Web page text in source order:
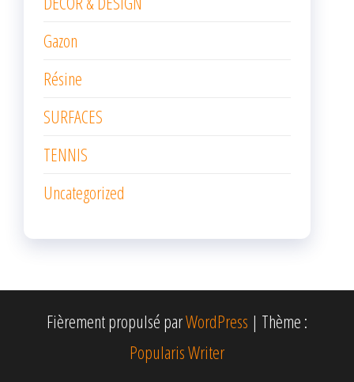
Gazon
Résine
SURFACES
TENNIS
Uncategorized
Fièrement propulsé parWordPress | Thème :
Popularis Writer